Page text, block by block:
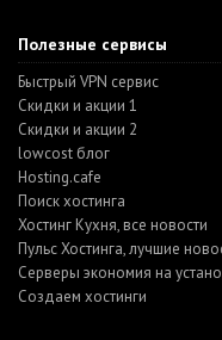
Полезные сервисы
Быстрый VPN сервис
Скидки и акции 1
Скидки и акции 2
lowcost блог
Hosting.cafe
Поиск хостинга
Хостинг Кухня, все новости
Пульс Хостинга, лучшие
Серверы экономия на
Создаем хостинги